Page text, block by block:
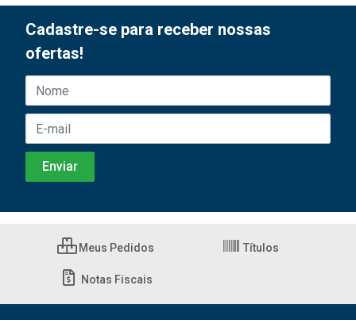
Cadastre-se para receber nossas
ofertas!
Meus Pedidos Títulos
Notas Fiscais